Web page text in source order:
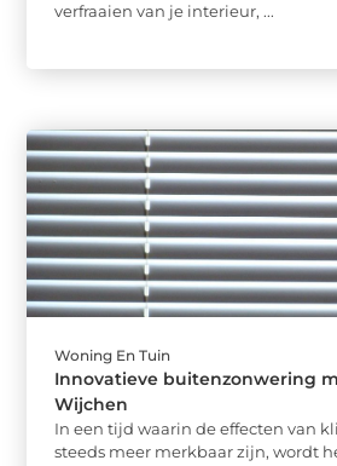
verfraaien van je interieur, ...
Woning En Tuin
Innovatieve buitenzonwering
Wijchen
In een tijd waarin de effecten van
steeds meer merkbaar zijn, wordt